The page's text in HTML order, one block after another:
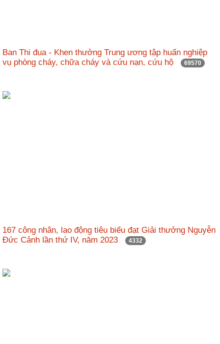
Ban Thi đua - Khen thưởng Trung ương tập huấn nghiệp
vụ phòng cháy, chữa cháy và cứu nạn, cứu hộ
69570
167 công nhân, lao động tiêu biểu đạt Giải thưởng Nguyễn
Đức Cảnh lần thứ IV, năm 2023
4332